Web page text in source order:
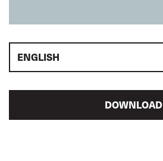
ENGLISH
DOWNLOAD